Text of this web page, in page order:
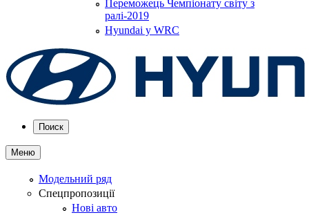
Переможець Чемпіонату світу з
ралі-2019
Hyundai у WRC
Поиск
Меню
Модельний ряд
Спецпропозиції
Нові авто